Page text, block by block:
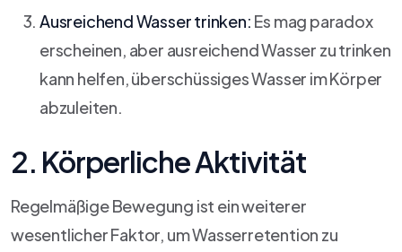
Ausreichend Wasser trinken: Es mag paradox
erscheinen, aber ausreichend Wasser zu trinken
kann helfen, überschüssiges Wasser im Körper
abzuleiten.
2. Körperliche Aktivität
Regelmäßige Bewegung ist ein weiterer
wesentlicher Faktor, um Wasserretention zu